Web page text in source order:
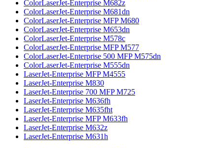
ColorLaserJet-Enterprise M682z
ColorLaserJet-Enterprise M681dn
ColorLaserJet-Enterprise MFP M680
ColorLaserJet-Enterprise M653dn
ColorLaserJet-Enterprise M578с
ColorLaserJet-Enterprise MFP M577
ColorLaserJet-Enterprise 500 MFP M575dn
ColorLaserJet-Enterprise M555dn
LaserJet-Enterprise MFP M4555
LaserJet-Enterprise M830
LaserJet-Enterprise 700 MFP M725
LaserJet-Enterprise M636fh
LaserJet-Enterprise M635fht
LaserJet-Enterprise MFP M633fh
LaserJet-Enterprise M632z
LaserJet-Enterprise M631h